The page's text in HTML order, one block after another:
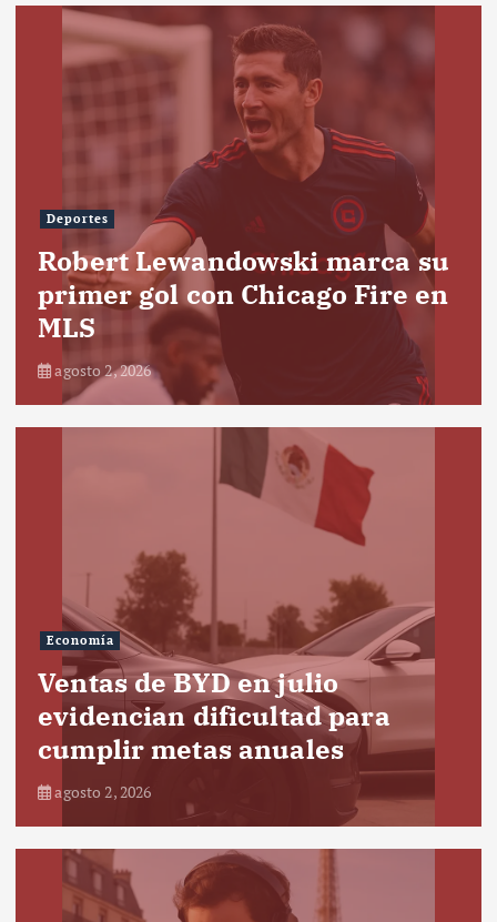
Deportes
Robert Lewandowski marca su
primer gol con Chicago Fire en
MLS
agosto 2, 2026
Economía
Ventas de BYD en julio
evidencian dificultad para
cumplir metas anuales
agosto 2, 2026